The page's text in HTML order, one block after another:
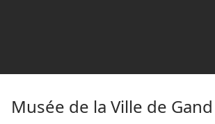
Musée de la Ville de Gand